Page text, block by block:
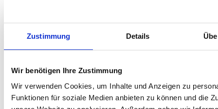
Zustimmung Details
Wir benötigen Ihre Zustimmung
Wir verwenden Cookies, um Inhalte und Anzeigen zu
Funktionen für soziale Medien anbieten zu können und die
Gutachtenprüfung Einkaufsberatung
von vorliegenden
Verkehrswertgutachten
hinsichtlich:
Immobilienbesichtigung
Begutachtung der
baulichen Substanz